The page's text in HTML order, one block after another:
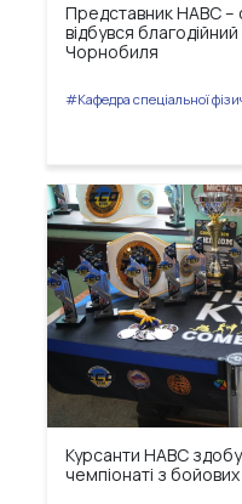
Представник НАВС –
відбувся благодійний
Чорнобиля
#Кафедра спеціальної
Курсанти НАВС
чемпіонаті з